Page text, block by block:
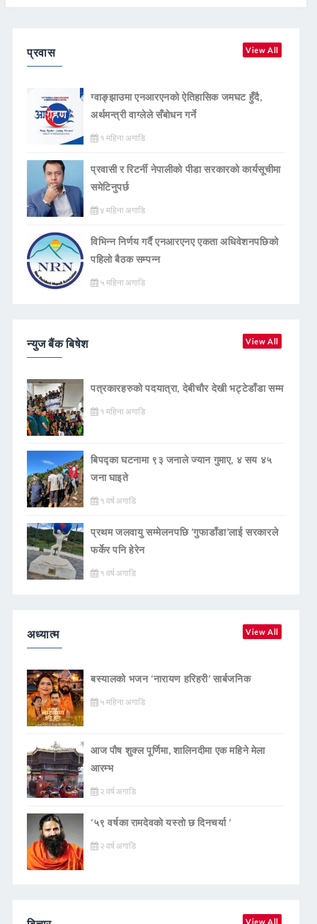
प्रवास View All
ग्वाङ्झाउमा एनआरएनको ऐतिहासिक जमघट हुँदै,
अर्थमन्त्री वाग्लेले सँबोधन गर्ने
१ महिना अगाडि
प्रवासी र रिटर्नी नेपालीको पीडा सरकारको कार्यसूचीमा
समेटिनुपर्छ
४ महिना अगाडि
विभिन्न निर्णय गर्दै एनआरएनए एकता अधिवेशनपछिको
पहिलो बैठक सम्पन्न
५ महिना अगाडि
न्युज बैंक बिषेश View All
पत्रकारहरुको पदयात्रा, देबीचौर देखी भट्टेडाँडा सम्म
१ महिना अगाडि
बिपद्का घटनामा ९३ जनाले ज्यान गुमाए, ४ सय ४५
जना घाइते
१ वर्ष अगाडि
प्रथम जलवायु सम्मेलनपछि ‘गुफाडाँडा’लाई सरकारले
फर्केर पनि हेरेन
१ वर्ष अगाडि
अध्यात्म View All
बस्यालको भजन ‘नारायण हरिहरी’ सार्बजनिक
५ महिना अगाडि
आज पौष शुक्ल पूर्णिमा, शालिनदीमा एक महिने मेला
आरम्भ
२ वर्ष अगाडि
‘५९ वर्षका रामदेवकाे यस्ताे छ दिनचर्या ’
२ वर्ष अगाडि
View All